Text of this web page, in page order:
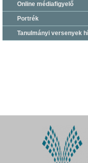
Online médiafigyelő
Portrék
Tanulmányi versenyek